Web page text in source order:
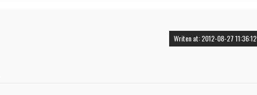
Writen at: 2012-08-27 11:36:12